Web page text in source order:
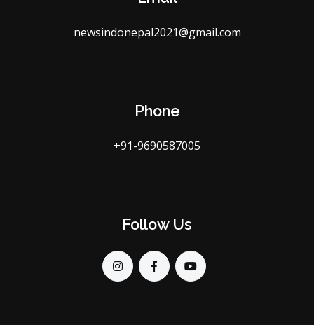
newsindonepal2021@gmail.com
Phone
+91-9690587005
Follow Us